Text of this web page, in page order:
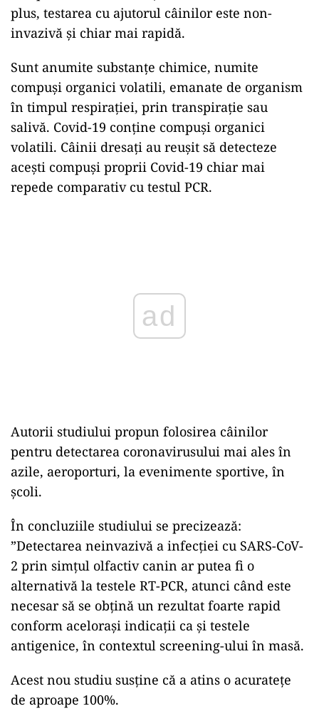
plus, testarea cu ajutorul câinilor este non-
invazivă și chiar mai rapidă.
Sunt anumite substanțe chimice, numite
compuși organici volatili, emanate de organism
în timpul respirației, prin transpirație sau
salivă. Covid-19 conține compuși organici
volatili. Câinii dresați au reușit să detecteze
acești compuși proprii Covid-19 chiar mai
repede comparativ cu testul PCR.
Autorii studiului propun folosirea câinilor
pentru detectarea coronavirusului mai ales în
azile, aeroporturi, la evenimente sportive, în
școli.
În concluziile studiului se precizează:
”Detectarea neinvazivă a infecției cu SARS-CoV-
2 prin simțul olfactiv canin ar putea fi o
alternativă la testele RT-PCR, atunci când este
necesar să se obțină un rezultat foarte rapid
conform acelorași indicații ca și testele
antigenice, în contextul screening-ului în masă.
Acest nou studiu susține că a atins o acuratețe
de aproape 100%.